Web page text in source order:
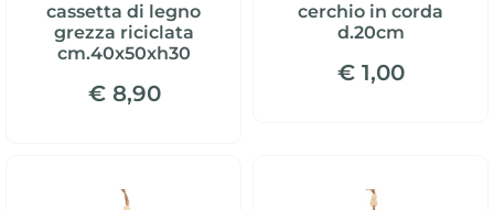
cassetta di legno
grezza riciclata
cm.40x50xh30
€ 8,90
cerchio in corda
d.20cm
€ 1,00